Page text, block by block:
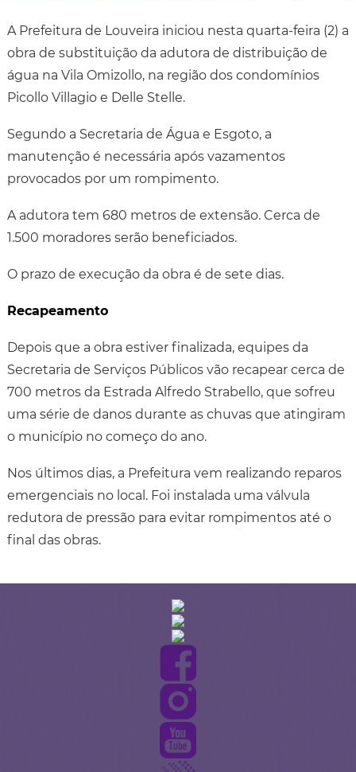
A Prefeitura de Louveira iniciou nesta quarta-feira (2) a
obra de substituição da adutora de distribuição de
água na Vila Omizollo, na região dos condomínios
Picollo Villagio e Delle Stelle.
Segundo a Secretaria de Água e Esgoto, a
manutenção é necessária após vazamentos
provocados por um rompimento.
A adutora tem 680 metros de extensão. Cerca de
1.500 moradores serão beneficiados.
O prazo de execução da obra é de sete dias.
Recapeamento
Depois que a obra estiver finalizada, equipes da
Secretaria de Serviços Públicos vão recapear cerca de
700 metros da Estrada Alfredo Strabello, que sofreu
uma série de danos durante as chuvas que atingiram
o município no começo do ano.
Nos últimos dias, a Prefeitura vem realizando reparos
emergenciais no local. Foi instalada uma válvula
redutora de pressão para evitar rompimentos até o
final das obras.